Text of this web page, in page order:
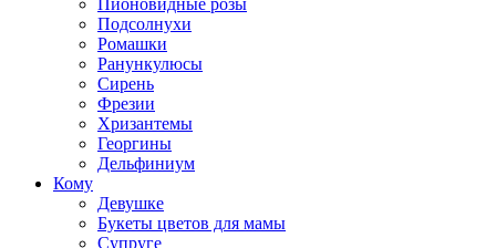
Подсолнухи
Ромашки
Ранункулюсы
Сирень
Фрезии
Хризантемы
Георгины
Дельфиниум
Кому
Девушке
Букеты цветов для мамы
Супруге